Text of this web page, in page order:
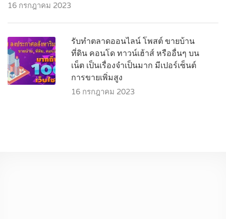
16 กรกฎาคม 2023
รับทำตลาดออนไลน์ โพสต์ ขายบ้าน
ที่ดิน คอนโด ทาวน์เฮ้าส์ หรืออื่นๆ บน
เน็ต เป็นเรื่องจำเป็นมาก มีเปอร์เซ็นต์
การขายเพิ่มสูง
16 กรกฎาคม 2023